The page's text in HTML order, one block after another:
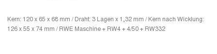
Kern: 120 x 65 x 68 mm / Draht: 3 Lagen x 1,32 mm / Kern nach Wicklung:
126 x 55 x 74 mm / RWE Maschine + RW4 + 4/50 + RW332